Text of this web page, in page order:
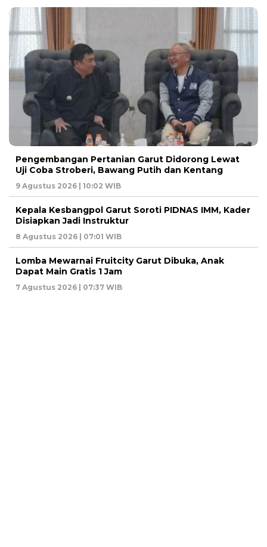
Pengembangan Pertanian Garut Didorong Lewat
Uji Coba Stroberi, Bawang Putih dan Kentang
9 Agustus 2026 | 10:02 WIB
Kepala Kesbangpol Garut Soroti PIDNAS IMM, Kader
Disiapkan Jadi Instruktur
8 Agustus 2026 | 07:01 WIB
Lomba Mewarnai Fruitcity Garut Dibuka, Anak
Dapat Main Gratis 1 Jam
7 Agustus 2026 | 07:37 WIB